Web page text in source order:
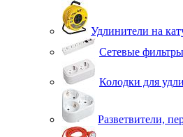
Удлинители на
Сетевые фильтры
Колодки для
Разветвители,